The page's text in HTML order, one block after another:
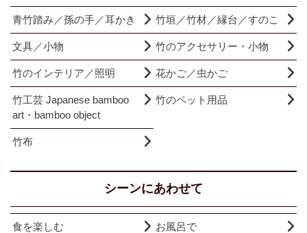
青竹踏み／孫の手／耳かき 竹垣／竹材／縁台／すのこ
文具／小物 竹のアクセサリー・小物
竹のインテリア／照明 花かご／虫かご
竹工芸 Japanese bamboo
art・bamboo object
竹のペット用品
竹布
シーンにあわせて
食を楽しむ お風呂で